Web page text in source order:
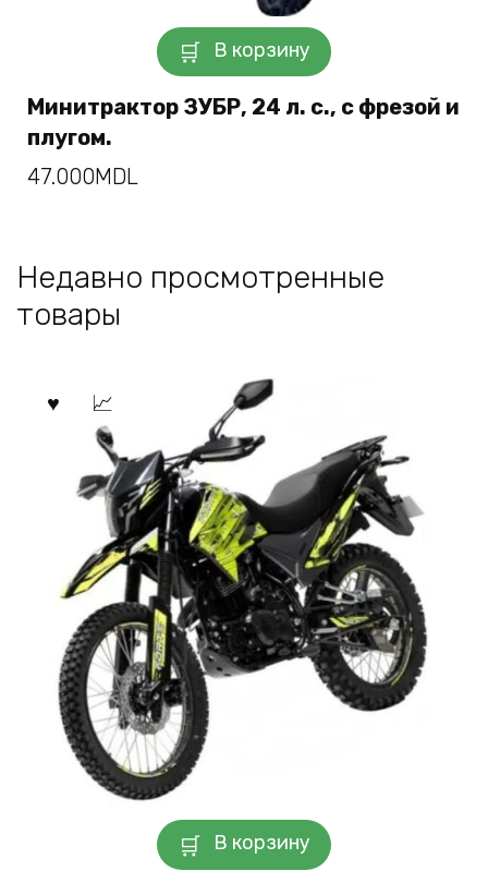
В корзину
Минитрактор ЗУБР, 24 л. с., с фрезой и
плугом.
47.000MDL
Недавно просмотренные
товары
В корзину